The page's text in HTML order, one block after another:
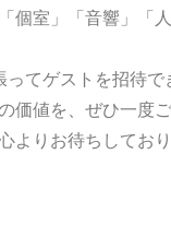
個室」「音響」「
てゲストを招待で
値を、ぜひ一度ご
よりお待ちしており